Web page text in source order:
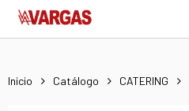
Skip
Inicio Catálogo CATERING